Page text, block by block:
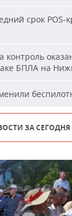
срок POS-
контроль
БПЛА на
ЗА СЕГОДНЯ